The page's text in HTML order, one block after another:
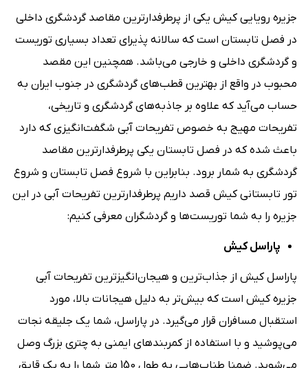
جزیره رویایی کیش یکی از پرطرفدارترین مقاصد گردشگری داخلی
در فصل تابستان است که سالانه پذیرای تعداد بسیاری توریست
و گردشگری داخلی و خارجی می‌باشد. همچنین این مقصد
محبوب در واقع از بهترین قطب‌های گردشگری در جنوب ایران به
حساب می‌آید که علاوه بر جاذبه‌های گردشگری و تاریخی،
تفریحات مهیج به خصوص تفریحات آبی شگفت‌انگیزی که دارد
باعث شده که در فصل تابستان یکی پرطرفدارترین مقاصد
گردشگری به شمار برود. بنابراین با شروع فصل تابستان و شروع
تور تابستانی کیش قصد داریم پرطرفدارترین تفریحات آبی در این
جزیره را به شما توریست‌ها و گردشگران معرفی کنیم:
پاراسل کیش
پاراسل کیش از جذاب‌ترین و هیجان‌انگیزترین تفریحات آبی
جزیره کیش است که بیش‌تر به دلیل هیجانات بالا، مورد
استقبال مسافران قرار می‌گیرد. در پاراسل، شما یک جلیقه نجات
می‌پوشید و با استفاده از کمربندهای ایمنی به چتری بزرگ وصل
می‌شوید. ضمنا طناب‌‌هایی به طول 150 متر شما را به یک قایق‌